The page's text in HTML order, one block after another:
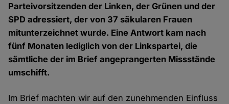
Parteivorsitzenden der Linken, der Grünen und der
SPD adressiert, der von 37 säkularen Frauen
mitunterzeichnet wurde. Eine Antwort kam nach
fünf Monaten lediglich von der Linkspartei, die
sämtliche der im Brief angeprangerten Missstände
umschifft.
Im Brief machten wir auf den zunehmenden Einfluss